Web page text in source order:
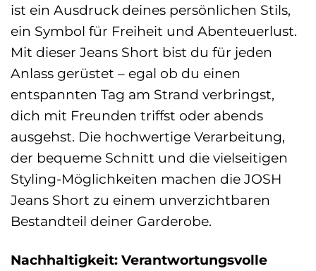
ist ein Ausdruck deines persönlichen Stils,
ein Symbol für Freiheit und Abenteuerlust.
Mit dieser Jeans Short bist du für jeden
Anlass gerüstet – egal ob du einen
entspannten Tag am Strand verbringst,
dich mit Freunden triffst oder abends
ausgehst. Die hochwertige Verarbeitung,
der bequeme Schnitt und die vielseitigen
Styling-Möglichkeiten machen die JOSH
Jeans Short zu einem unverzichtbaren
Bestandteil deiner Garderobe.
Nachhaltigkeit: Verantwortungsvolle